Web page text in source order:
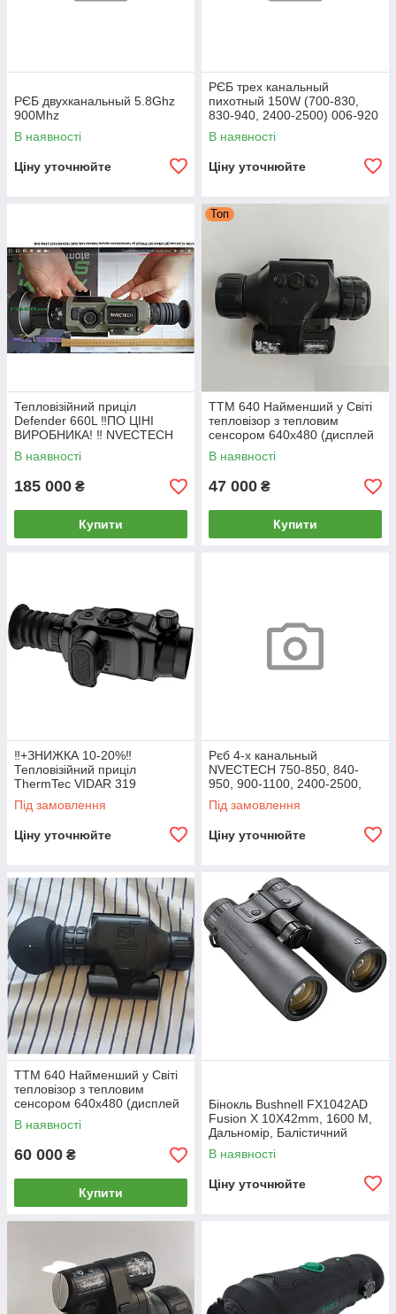
РЄБ двухканальный 5.8Ghz
900Mhz
В наявності
Ціну уточнюйте
РЄБ трех канальный
пихотный 150W (700-830,
830-940, 2400-2500) 006-920
В наявності
Ціну уточнюйте
Тепловізійний приціл
Defender 660L ‼️ПО ЦІНІ
ВИРОБНИКА! ‼️ NVECTECH
PATRIOT-2 ціна виробника!
В наявності
185 000 ₴
Купити
Топ
TTM 640 Найменший у Світі
тепловізор з тепловим
сенсором 640x480 (дисплей
1280x960)кут огляду
23,2x17,4градуси ТТМ 640
В наявності
47 000 ₴
Купити
‼️+ЗНИЖКА 10-20%‼️
Тепловізійний приціл
ThermTec VIDAR 319
Тепловізійний прилад
тепловізор
Під замовлення
Ціну уточнюйте
Рєб 4-х канальный
NVECTECH 750-850, 840-
950, 900-1100, 2400-2500,
240 W 006-994
Під замовлення
Ціну уточнюйте
TTM 640 Найменший у Світі
тепловізор з тепловим
сенсором 640x480 (дисплей
1280x960)кут огляду
23,2x17,4градуси ТТМ 640
В наявності
60 000 ₴
Купити
Бінокль Bushnell FX1042AD
Fusion X 10X42mm, 1600 М,
Дальномір, Балістичний
калькулятор ц: чорний black
В наявності
Ціну уточнюйте